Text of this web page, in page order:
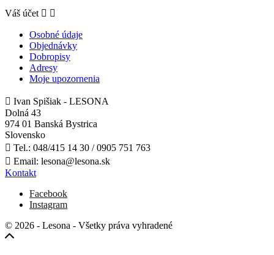
Váš účet  
Osobné údaje
Objednávky
Dobropisy
Adresy
Moje upozornenia
 Ivan Spišiak - LESONA
Dolná 43
974 01 Banská Bystrica
Slovensko
 Tel.: 048/415 14 30 / 0905 751 763
 Email: lesona@lesona.sk
Kontakt
Facebook
Instagram
© 2026 - Lesona - Všetky práva vyhradené